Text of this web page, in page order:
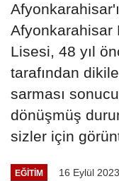
Afyonkarahisar
Lisesi, 48 yıl
tarafından
sarması
dönüşmüş
sizler için
EĞITIM 16 Eylül